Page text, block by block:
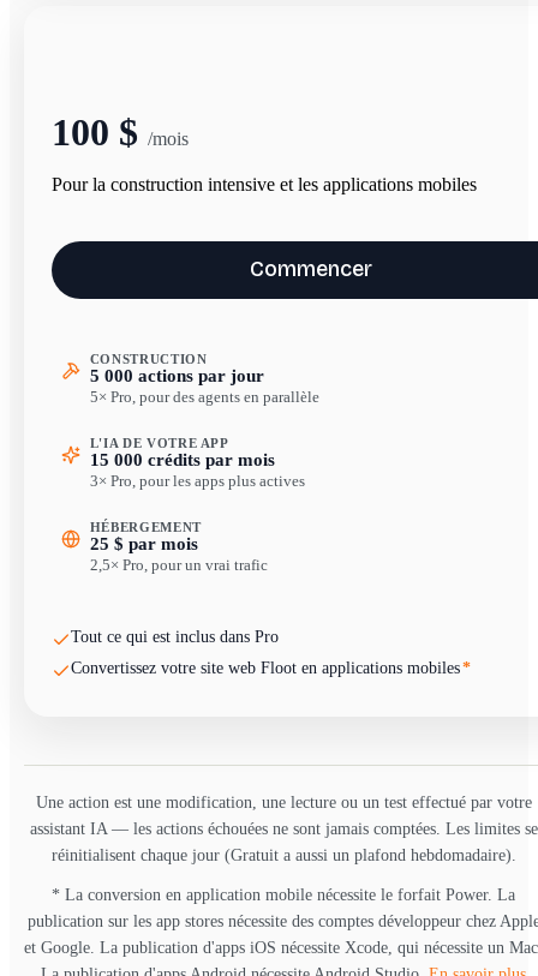
100 $ /mois
Pour la construction intensive et les applications mobiles
Commencer
CONSTRUCTION
5 000 actions par jour
5× Pro, pour des agents en parallèle
L'IA DE VOTRE APP
15 000 crédits par mois
3× Pro, pour les apps plus actives
HÉBERGEMENT
25 $ par mois
2,5× Pro, pour un vrai trafic
Tout ce qui est inclus dans Pro
Convertissez votre site web Floot en applications mobiles*
Une action est une modification, une lecture ou un test effectué par votre
assistant IA — les actions échouées ne sont jamais comptées. Les limites se
réinitialisent chaque jour (Gratuit a aussi un plafond hebdomadaire).
* La conversion en application mobile nécessite le forfait Power. La
publication sur les app stores nécessite des comptes développeur chez
et Google. La publication d'apps iOS nécessite Xcode, qui nécessite un